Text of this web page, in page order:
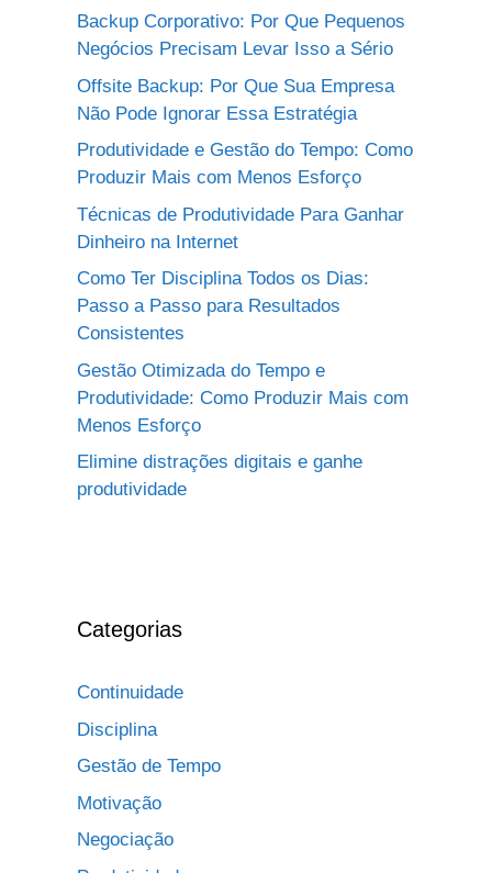
Backup Corporativo: Por Que Pequenos
Negócios Precisam Levar Isso a Sério
Offsite Backup: Por Que Sua Empresa
Não Pode Ignorar Essa Estratégia
Produtividade e Gestão do Tempo: Como
Produzir Mais com Menos Esforço
Técnicas de Produtividade Para Ganhar
Dinheiro na Internet
Como Ter Disciplina Todos os Dias:
Passo a Passo para Resultados
Consistentes
Gestão Otimizada do Tempo e
Produtividade: Como Produzir Mais com
Menos Esforço
Elimine distrações digitais e ganhe
produtividade
Categorias
Continuidade
Disciplina
Gestão de Tempo
Motivação
Negociação